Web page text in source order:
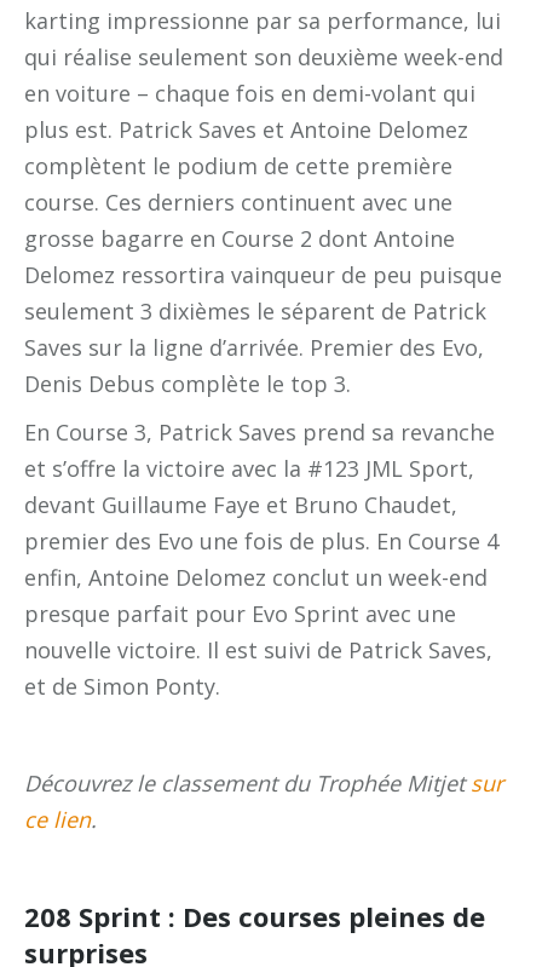
karting impressionne par sa performance, lui
qui réalise seulement son deuxième week-end
en voiture – chaque fois en demi-volant qui
plus est. Patrick Saves et Antoine Delomez
complètent le podium de cette première
course. Ces derniers continuent avec une
grosse bagarre en Course 2 dont Antoine
Delomez ressortira vainqueur de peu puisque
seulement 3 dixièmes le séparent de Patrick
Saves sur la ligne d’arrivée. Premier des Evo,
Denis Debus complète le top 3.
En Course 3, Patrick Saves prend sa revanche
et s’offre la victoire avec la #123 JML Sport,
devant Guillaume Faye et Bruno Chaudet,
premier des Evo une fois de plus. En Course 4
enfin, Antoine Delomez conclut un week-end
presque parfait pour Evo Sprint avec une
nouvelle victoire. Il est suivi de Patrick Saves,
et de Simon Ponty.
Découvrez le classement du Trophée Mitjetsur
ce lien.
208 Sprint : Des courses pleines de
surprises